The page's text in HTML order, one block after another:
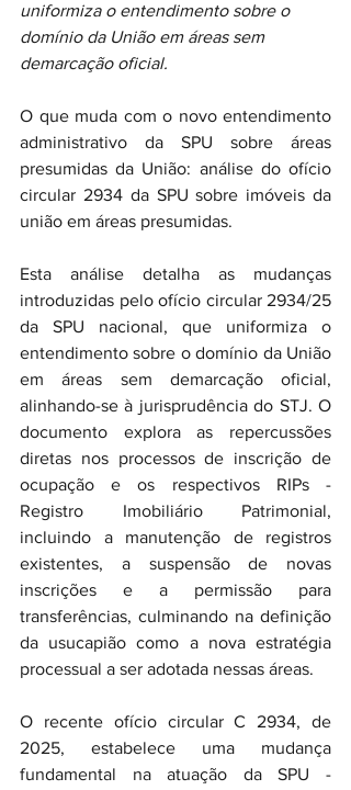
uniformiza o entendimento sobre o
domínio da União em áreas sem
demarcação oficial.
O que muda com o novo entendimento
administrativo da SPU sobre áreas
presumidas da União: análise do ofício
circular 2934 da SPU sobre imóveis da
união em áreas presumidas.
Esta análise detalha as mudanças
introduzidas pelo ofício circular 2934/25
da SPU nacional, que uniformiza o
entendimento sobre o domínio da União
em áreas sem demarcação oficial,
alinhando-se à jurisprudência do STJ. O
documento explora as repercussões
diretas nos processos de inscrição de
ocupação e os respectivos RIPs -
Registro Imobiliário Patrimonial,
incluindo a manutenção de registros
existentes, a suspensão de novas
inscrições e a permissão para
transferências, culminando na definição
da usucapião como a nova estratégia
processual a ser adotada nessas áreas.
O recente ofício circular C 2934, de
2025, estabelece uma mudança
fundamental na atuação da SPU -